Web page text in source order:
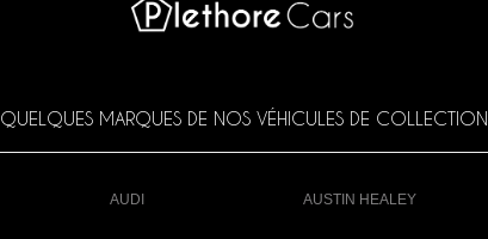
QUELQUES MARQUES DE NOS VÉHICULES DE COLLECTION
AUDI AUSTIN HEALEY